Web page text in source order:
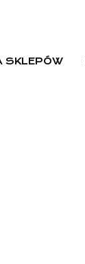
SKLEPÓW